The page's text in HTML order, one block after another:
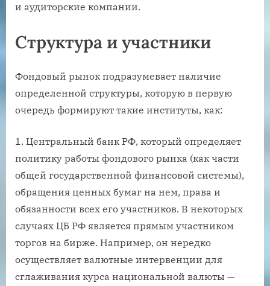
и аудиторские компании.
Структура и участники
Фондовый рынок подразумевает наличие
определенной структуры, которую в первую
очередь формируют такие институты, как:
Центральный банк РФ, который определяет
политику работы фондового рынка (как части
общей государственной финансовой системы),
обращения ценных бумаг на нем, права и
обязанности всех его участников. В некоторых
случаях ЦБ РФ является прямым участником
торгов на бирже. Например, он нередко
осуществляет валютные интервенции для
сглаживания курса национальной валюты —